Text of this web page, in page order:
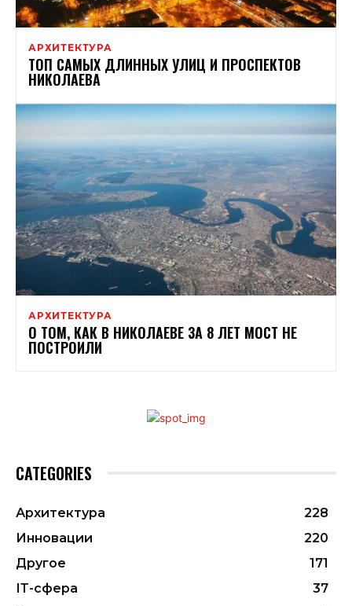
АРХИТЕКТУРА
ТОП САМЫХ ДЛИННЫХ УЛИЦ И ПРОСПЕКТОВ
НИКОЛАЕВА
АРХИТЕКТУРА
О ТОМ, КАК В НИКОЛАЕВЕ ЗА 8 ЛЕТ МОСТ НЕ
ПОСТРОИЛИ
CATEGORIES
Архитектура
228
Инновации
220
Другое
171
ІТ-сфера
37